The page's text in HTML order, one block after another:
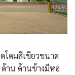
โดมสีเขียวขนาด
าน ด้านข้างมีหอ